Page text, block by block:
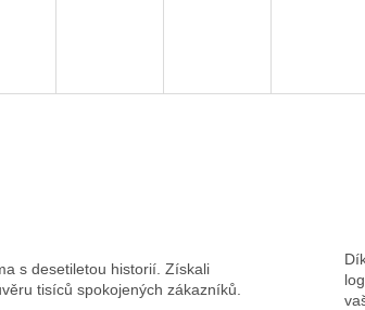
s desetiletou historií. Získali
tisíců spokojených zákazníků.